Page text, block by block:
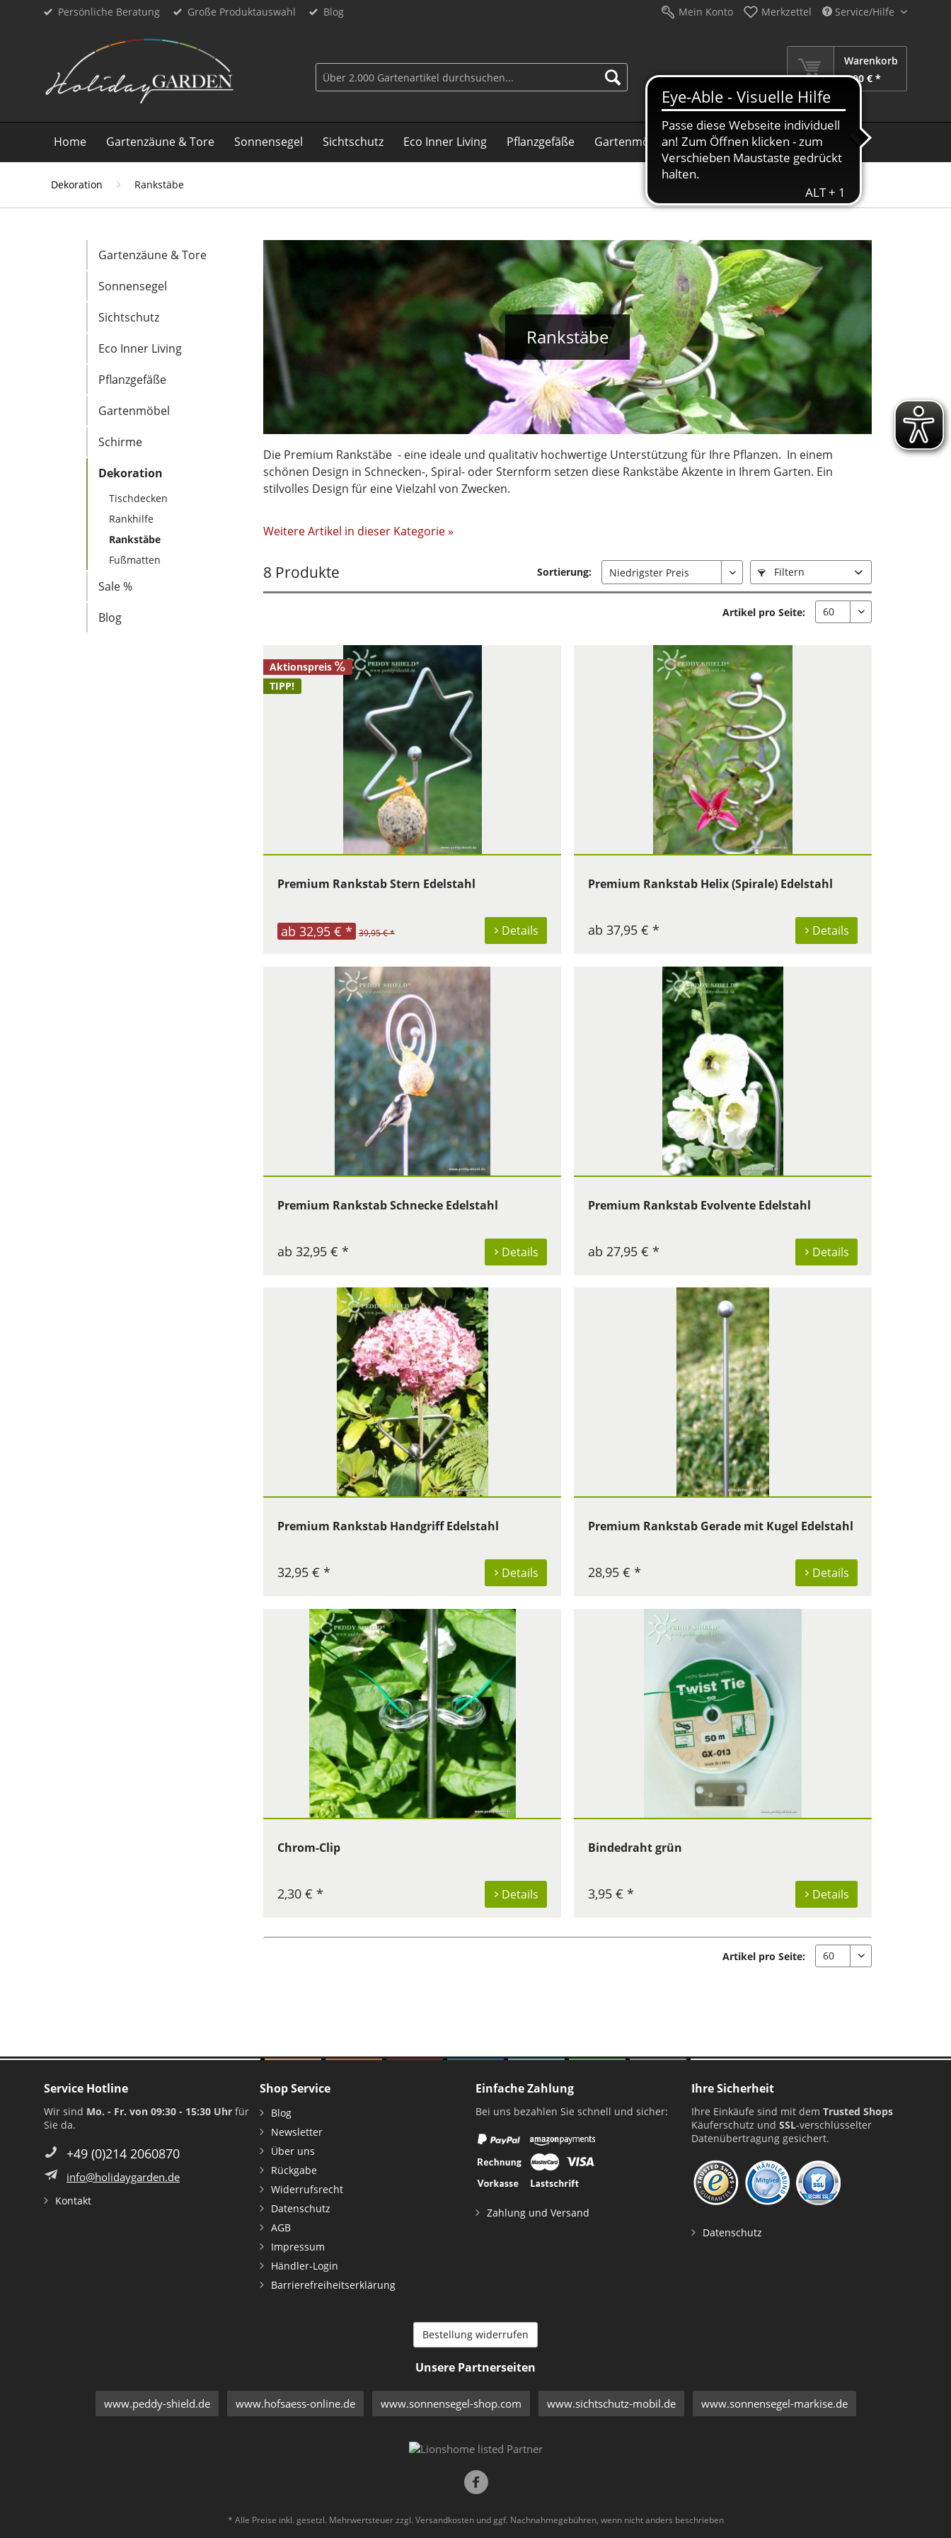
Persönliche Beratung Große Produktauswahl Blog Mein Konto Merkzettel Service/Hilfe
Warenkorb
0,00 € *
Home Gartenzäune & Tore Sonnensegel Sichtschutz Eco Inner Living Pflanzgefäße Gartenmöbel Schirme Dekoration Sale %
Dekoration Rankstäbe
Gartenzäune & Tore
Sonnensegel
Sichtschutz
Eco Inner Living
Pflanzgefäße
Gartenmöbel
Schirme
Dekoration
Tischdecken
Rankhilfe
Rankstäbe
Fußmatten
Sale %
Blog
Rankstäbe
Die Premium Rankstäbe - eine ideale und qualitativ hochwertige Unterstützung für Ihre Pflanzen. In einem
schönen Design in Schnecken-, Spiral- oder Sternform setzen diese Rankstäbe Akzente in Ihrem Garten. Ein
stilvolles Design für eine Vielzahl von Zwecken.
Weitere Artikel in dieser Kategorie »
8 Produkte Filtern
Sortierung:
Artikel pro Seite:
Aktionspreis
TIPP!
Premium Rankstab Stern Edelstahl
Details
ab 32,95 € * 39,95 € *
Premium Rankstab Helix (Spirale) Edelstahl
Details
ab 37,95 € *
Premium Rankstab Schnecke Edelstahl
Details
ab 32,95 € *
Premium Rankstab Evolvente Edelstahl
Details
ab 27,95 € *
Premium Rankstab Handgriff Edelstahl
Details
32,95 € *
Premium Rankstab Gerade mit Kugel Edelstahl
Details
28,95 € *
Chrom-Clip
Details
2,30 € *
Bindedraht grün
Details
3,95 € *
Artikel pro Seite:
Service Hotline
Wir sind Mo. - Fr. von 09:30 - 15:30 Uhr für
Sie da.
+49 (0)214 2060870
info@holidaygarden.de
Kontakt
Shop Service
Blog
Newsletter
Über uns
Rückgabe
Widerrufsrecht
Datenschutz
AGB
Impressum
Händler-Login
Barrierefreiheitserklärung
Einfache Zahlung
Bei uns bezahlen Sie schnell und sicher:
Zahlung und Versand
Ihre Sicherheit
Ihre Einkäufe sind mit dem Trusted Shops
Käuferschutz und SSL-verschlüsselter
Datenübertragung gesichert.
Datenschutz
Bestellung widerrufen
Unsere Partnerseiten
www.peddy-shield.de www.hofsaess-online.de www.sonnensegel-shop.com www.sichtschutz-mobil.de www.sonnensegel-markise.de
* Alle Preise inkl. gesetzl. Mehrwertsteuer zzgl. Versandkostenund ggf. Nachnahmegebühren, wenn nicht anders beschrieben